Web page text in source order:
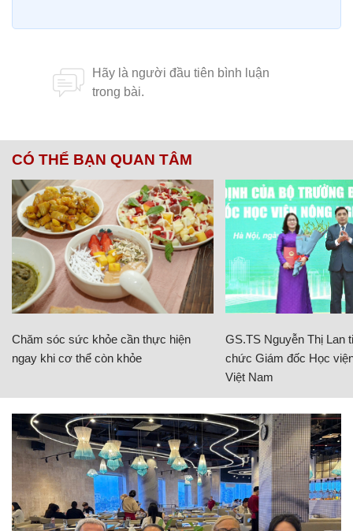
CÓ THỂ BẠN QUAN TÂM
Chăm sóc sức khỏe cần thực hiện
ngay khi cơ thể còn khỏe
GS.TS Nguyễn Thị Lan
chức Giám đốc Học
Việt Nam